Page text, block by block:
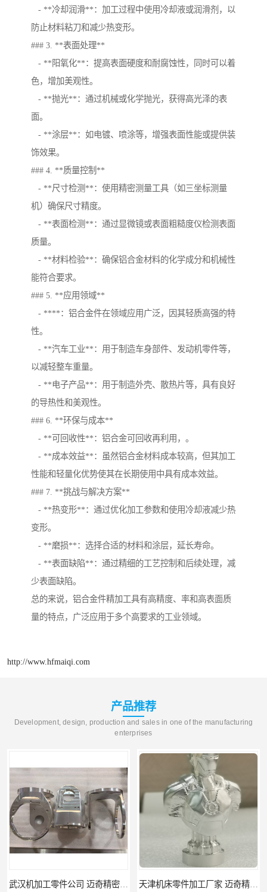
- **冷却润滑**：加工过程中使用冷却液或润滑剂，以
防止材料粘刀和减少热变形。
### 3. **表面处理**
- **阳氧化**：提高表面硬度和耐腐蚀性，同时可以着
色，增加美观性。
- **抛光**：通过机械或化学抛光，获得高光泽的表
面。
- **涂层**：如电镀、喷涂等，增强表面性能或提供装
饰效果。
### 4. **质量控制**
- **尺寸检测**：使用精密测量工具（如三坐标测量
机）确保尺寸精度。
- **表面检测**：通过显微镜或表面粗糙度仪检测表面
质量。
- **材料检验**：确保铝合金材料的化学成分和机械性
能符合要求。
### 5. **应用领域**
- ****：铝合金件在领域应用广泛，因其轻质高强的特
性。
- **汽车工业**：用于制造车身部件、发动机零件等，
以减轻整车重量。
- **电子产品**：用于制造外壳、散热片等，具有良好
的导热性和美观性。
### 6. **环保与成本**
- **可回收性**：铝合金可回收再利用，。
- **成本效益**：虽然铝合金材料成本较高，但其加工
性能和轻量化优势使其在长期使用中具有成本效益。
### 7. **挑战与解决方案**
- **热变形**：通过优化加工参数和使用冷却液减少热
变形。
- **磨损**：选择合适的材料和涂层，延长寿命。
- **表面缺陷**：通过精细的工艺控制和后续处理，减
少表面缺陷。
总的来说，铝合金件精加工具有高精度、率和高表面质
量的特点，广泛应用于多个高要求的工业领域。
http://www.hfmaiqi.com
产品推荐
Development, design, production and sales in one of the manufacturing
enterprises